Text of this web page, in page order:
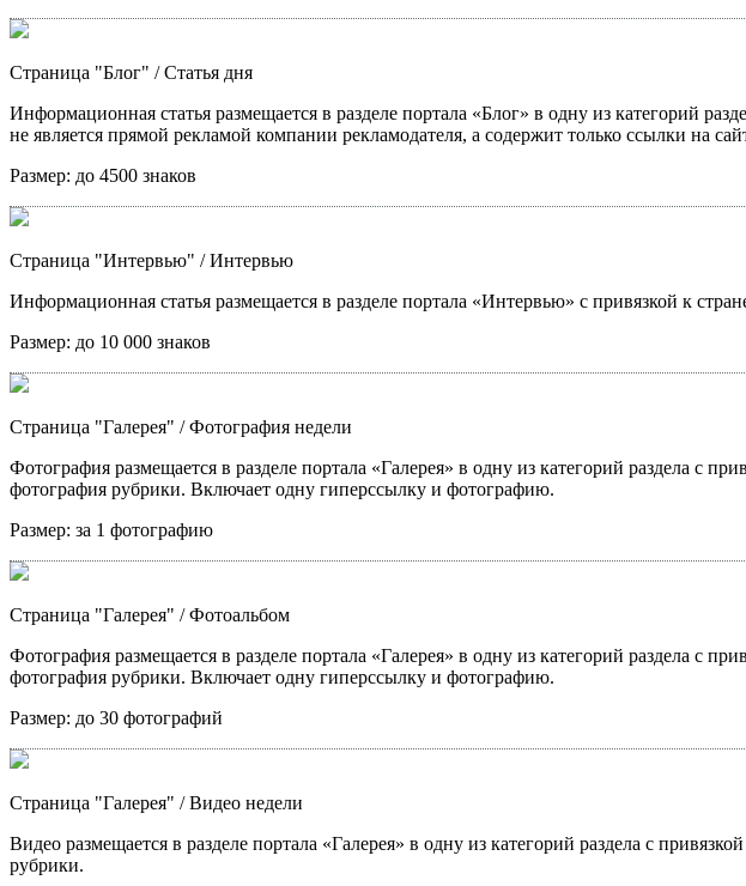
Страница "Блог" / Статья дня
Информационная статья размещается в разделе портала «Блог» в одну из категорий
не является прямой рекламой компании рекламодателя, а содержит только ссылки на
Размер: до 4500 знаков
Страница "Интервью" / Интервью
Информационная статья размещается в разделе портала «Интервью» с привязкой к
Размер: до 10 000 знаков
Страница "Галерея" / Фотография недели
Фотография размещается в разделе портала «Галерея» в одну из категорий раздела с
фотография рубрики. Включает одну гиперссылку и фотографию.
Размер: за 1 фотографию
Страница "Галерея" / Фотоальбом
Фотография размещается в разделе портала «Галерея» в одну из категорий раздела с
фотография рубрики. Включает одну гиперссылку и фотографию.
Размер: до 30 фотографий
Страница "Галерея" / Видео недели
Видео размещается в разделе портала «Галерея» в одну из категорий раздела с
рубрики.